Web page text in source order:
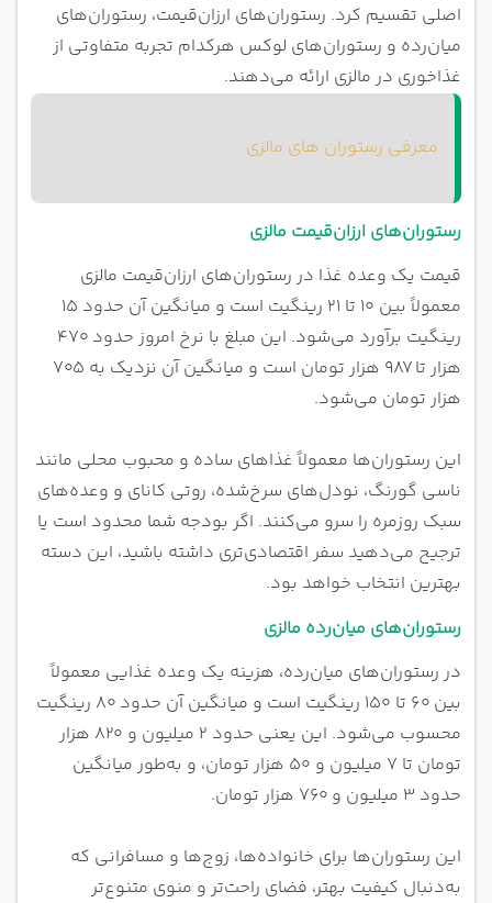
اصلی تقسیم کرد. رستوران‌های ارزان‌قیمت، رستوران‌های
میان‌رده و رستوران‌های لوکس هرکدام تجربه متفاوتی از
غذاخوری در مالزی ارائه می‌دهند.
معرفی رستوران های مالزی
رستوران‌های ارزان‌قیمت مالزی
قیمت یک وعده غذا در رستوران‌های ارزان‌قیمت مالزی
معمولاً بین ۱۰ تا ۲۱ رینگیت است و میانگین آن حدود ۱۵
رینگیت برآورد می‌شود. این مبلغ با نرخ امروز حدود ۴۷۰
هزار تا ۹۸۷ هزار تومان است و میانگین آن نزدیک به ۷۰۵
هزار تومان می‌شود.
این رستوران‌ها معمولاً غذاهای ساده و محبوب محلی مانند
ناسی گورنگ، نودل‌های سرخ‌شده، روتی کانای و وعده‌های
سبک روزمره را سرو می‌کنند. اگر بودجه شما محدود است یا
ترجیح می‌دهید سفر اقتصادی‌تری داشته باشید، این دسته
بهترین انتخاب خواهد بود.
رستوران‌های میان‌رده مالزی
در رستوران‌های میان‌رده، هزینه یک وعده غذایی معمولاً
بین ۶۰ تا ۱۵۰ رینگیت است و میانگین آن حدود ۸۰ رینگیت
محسوب می‌شود. این یعنی حدود ۲ میلیون و ۸۲۰ هزار
تومان تا ۷ میلیون و ۵۰ هزار تومان، و به‌طور میانگین
حدود ۳ میلیون و ۷۶۰ هزار تومان.
این رستوران‌ها برای خانواده‌ها، زوج‌ها و مسافرانی که
به‌دنبال کیفیت بهتر، فضای راحت‌تر و منوی متنوع‌تر